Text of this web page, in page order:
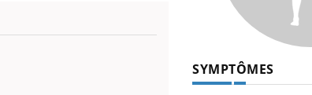
SYMPTÔMES